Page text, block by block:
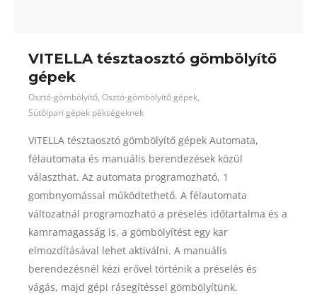
VITELLA tésztaosztó gömbölyítő
gépek
Osztó-gömbölyítő, Osztó-gömbölyítő gépek,
Sütőipari gépek pékségeknek
VITELLA tésztaosztó gömbölyítő gépek Automata,
félautomata és manuális berendezések közül
választhat. Az automata programozható, 1
gombnyomással működtethető. A félautomata
változatnál programozható a préselés időtartalma és a
kamramagasság is, a gömbölyítést egy kar
elmozdításával lehet aktiválni. A manuális
berendezésnél kézi erővel történik a préselés és
vágás, majd gépi rásegítéssel gömbölyítünk.